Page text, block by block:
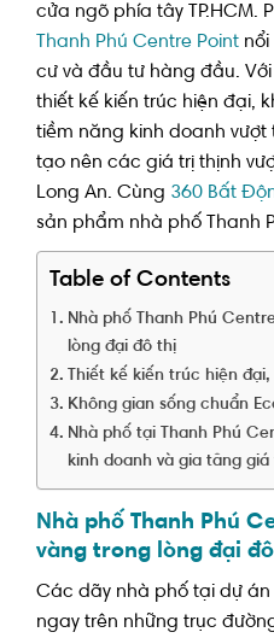
cửa ngõ phía tây TP.HCM.
Thanh Phú Centre Point
cư và đầu tư hàng đầu.
thiết kế kiến trúc hiện đại,
tiềm năng kinh doanh vượt
tạo nên các giá trị thịnh
Long An. Cùng 360 Bất
sản phẩm nhà phố Thanh
Table of Contents
Nhà phố Thanh Phú
lòng đại đô thị
Thiết kế kiến trúc hiện
Không gian sống chuẩn
Nhà phố tại Thanh Phú
kinh doanh và gia tăng
Nhà phố Thanh Phú
vàng trong lòng đại
Các dãy nhà phố tại dự
ngay trên những trục